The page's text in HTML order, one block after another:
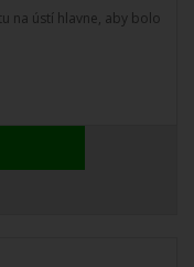
na ústí hlavne, aby bolo